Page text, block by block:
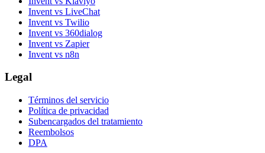
Invent vs LiveChat
Invent vs Twilio
Invent vs 360dialog
Invent vs Zapier
Invent vs n8n
Legal
Términos del servicio
Política de privacidad
Subencargados del tratamiento
Reembolsos
DPA